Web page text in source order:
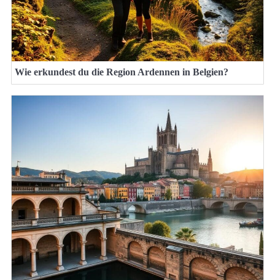
Wie erkundest du die Region Ardennen in Belgien?